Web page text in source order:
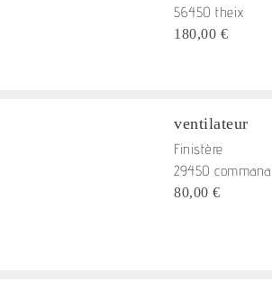
56450 theix
180,00 €
ventilateur
Finistère
29450 commana
80,00 €